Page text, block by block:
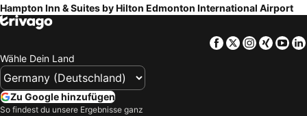
Hampton Inn & Suites by Hilton Edmonton International Airport
Facebook
TwitterXing
Wähle Dein Land
Zu Google hinzufügen
So findest du unsere Ergebnisse ganz